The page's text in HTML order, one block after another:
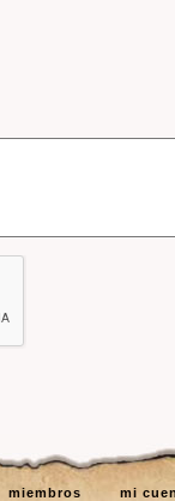
miembros mi